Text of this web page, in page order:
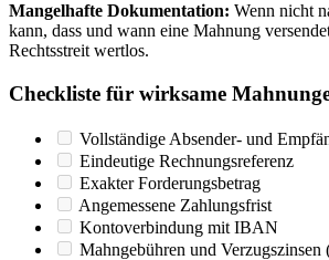
Mangelhafte Dokumentation: Wenn nicht
kann, dass und wann eine Mahnung
Rechtsstreit wertlos.
Checkliste für wirksame
Vollständige Absender- und
Eindeutige Rechnungsreferenz
Exakter Forderungsbetrag
Angemessene Zahlungsfrist
Kontoverbindung mit IBAN
Mahngebühren und Verzugszinsen